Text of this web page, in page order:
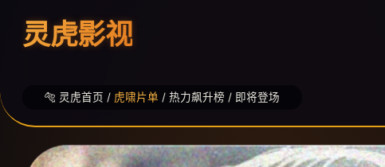
灵虎影视
🐅 灵虎首页 / 虎啸片单 / 热力飙升榜 / 即将登场